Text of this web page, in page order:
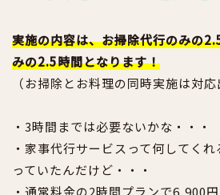
実施の内容は、お掃除代行のみの
みの2.5時間となります！
（お掃除とお料理の同時実施は対応
・3時間までは必要ないかな・・・
・家事代行サービスって何してく
っていたんだけど・・・
・通常料金の2時間プランで6,900